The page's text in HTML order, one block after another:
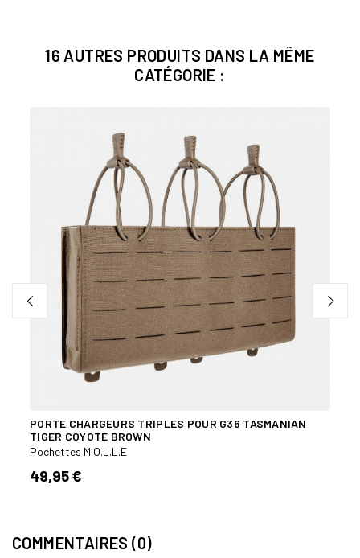
16 AUTRES PRODUITS DANS LA MÊME
CATÉGORIE :
PORTE CHARGEURS TRIPLES POUR G36 TASMANIAN
TIGER COYOTE BROWN
Pochettes M.O.L.L.E
49,95 €
COMMENTAIRES (0)